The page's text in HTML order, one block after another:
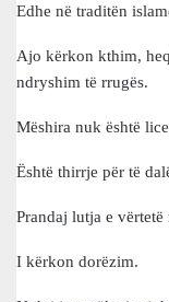
Edhe në traditën
Ajo kërkon kthim,
ndryshim të rrugës.
Mëshira nuk është
Është thirrje për të
Prandaj lutja e
I kërkon dorëzim.